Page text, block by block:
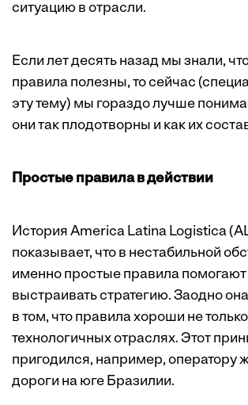
ситуацию в отрасли.
Если лет десять назад мы знали,
правила полезны, то сейчас
эту тему) мы гораздо лучше
они так плодотворны и как их
Простые правила в действии
История America Latina Logistica
показывает, что в нестабильной
именно простые правила
выстраивать стратегию. Заодно
в том, что правила хороши не
технологичных отраслях. Этот
пригодился, например, оператору
дороги на юге Бразилии.